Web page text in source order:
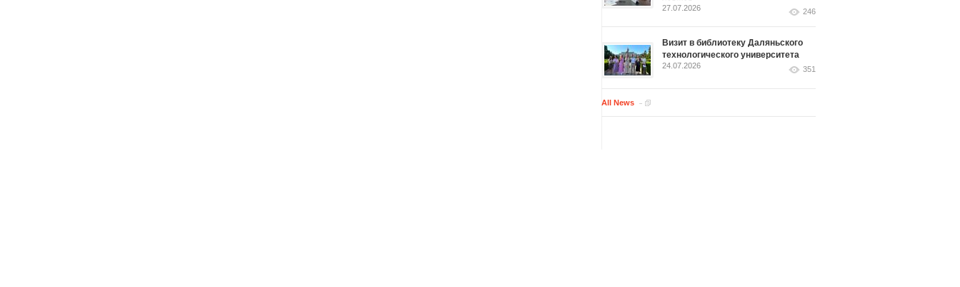
27.07.2026 246
Визит в библиотеку Даляньского
технологического университета
24.07.2026 351
All News